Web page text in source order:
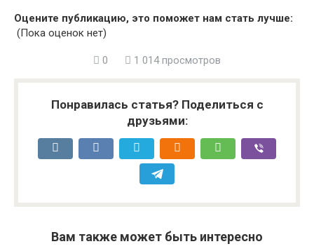
Оцените публикацию, это поможет нам стать лучше:
(Пока оценок нет)
0 1 014 просмотров
Понравилась статья? Поделиться с
друзьями:
Вам также может быть интересно